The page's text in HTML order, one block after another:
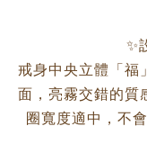
✨
戒身中央立體「福
面，亮霧交錯的質
圈寬度適中，不